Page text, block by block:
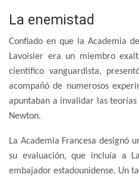
La enemistad
Confiado en que la Academia
Lavoisier era un miembro
científico vanguardista,
acompañó de numerosos
apuntaban a invalidar las
Newton.
La Academia Francesa designó
su evaluación, que incluía a
embajador estadounidense. Un